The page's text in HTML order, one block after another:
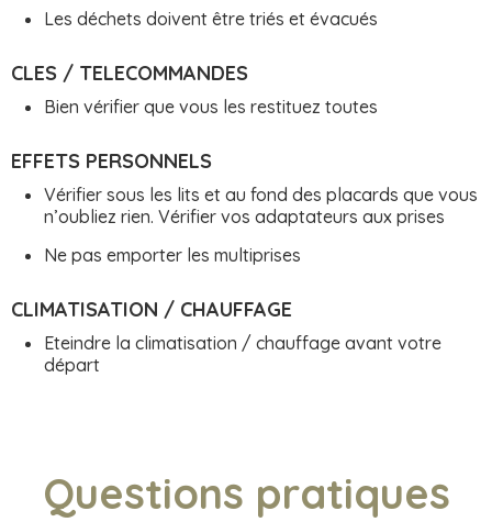
Les déchets doivent être triés et évacués
CLES / TELECOMMANDES
Bien vérifier que vous les restituez toutes
EFFETS PERSONNELS
Vérifier sous les lits et au fond des placards que vous
n’oubliez rien. Vérifier vos adaptateurs aux prises
Ne pas emporter les multiprises
CLIMATISATION / CHAUFFAGE
Eteindre la climatisation / chauffage avant votre
départ
Questions pratiques